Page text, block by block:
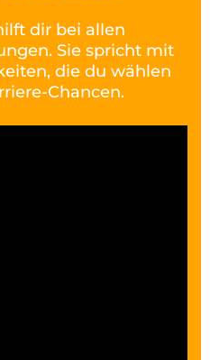
dir bei allen
Sie spricht mit
die du wählen
Chancen.